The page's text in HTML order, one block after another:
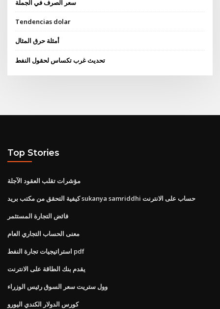
سعر الصرف في الجملة
Tendencias dolar
أمثلة حرق المثال
تحديث غرب تكساس لحقول النفط
Top Stories
مؤشرات تقلب العقود الآجلة
كيفية التحقق من مكتب بريد sukanya samriddhi حساب على الانترنت
فائض التجارة المستثمر
معنى الحساب التجاري العام
استراتيجيات تجارة النفط pdf
يقدم بنك الطاقة على الانترنت
وول ستريت سعر السوق رئيس الوزراء
كورس الدولار الكندي اليورو